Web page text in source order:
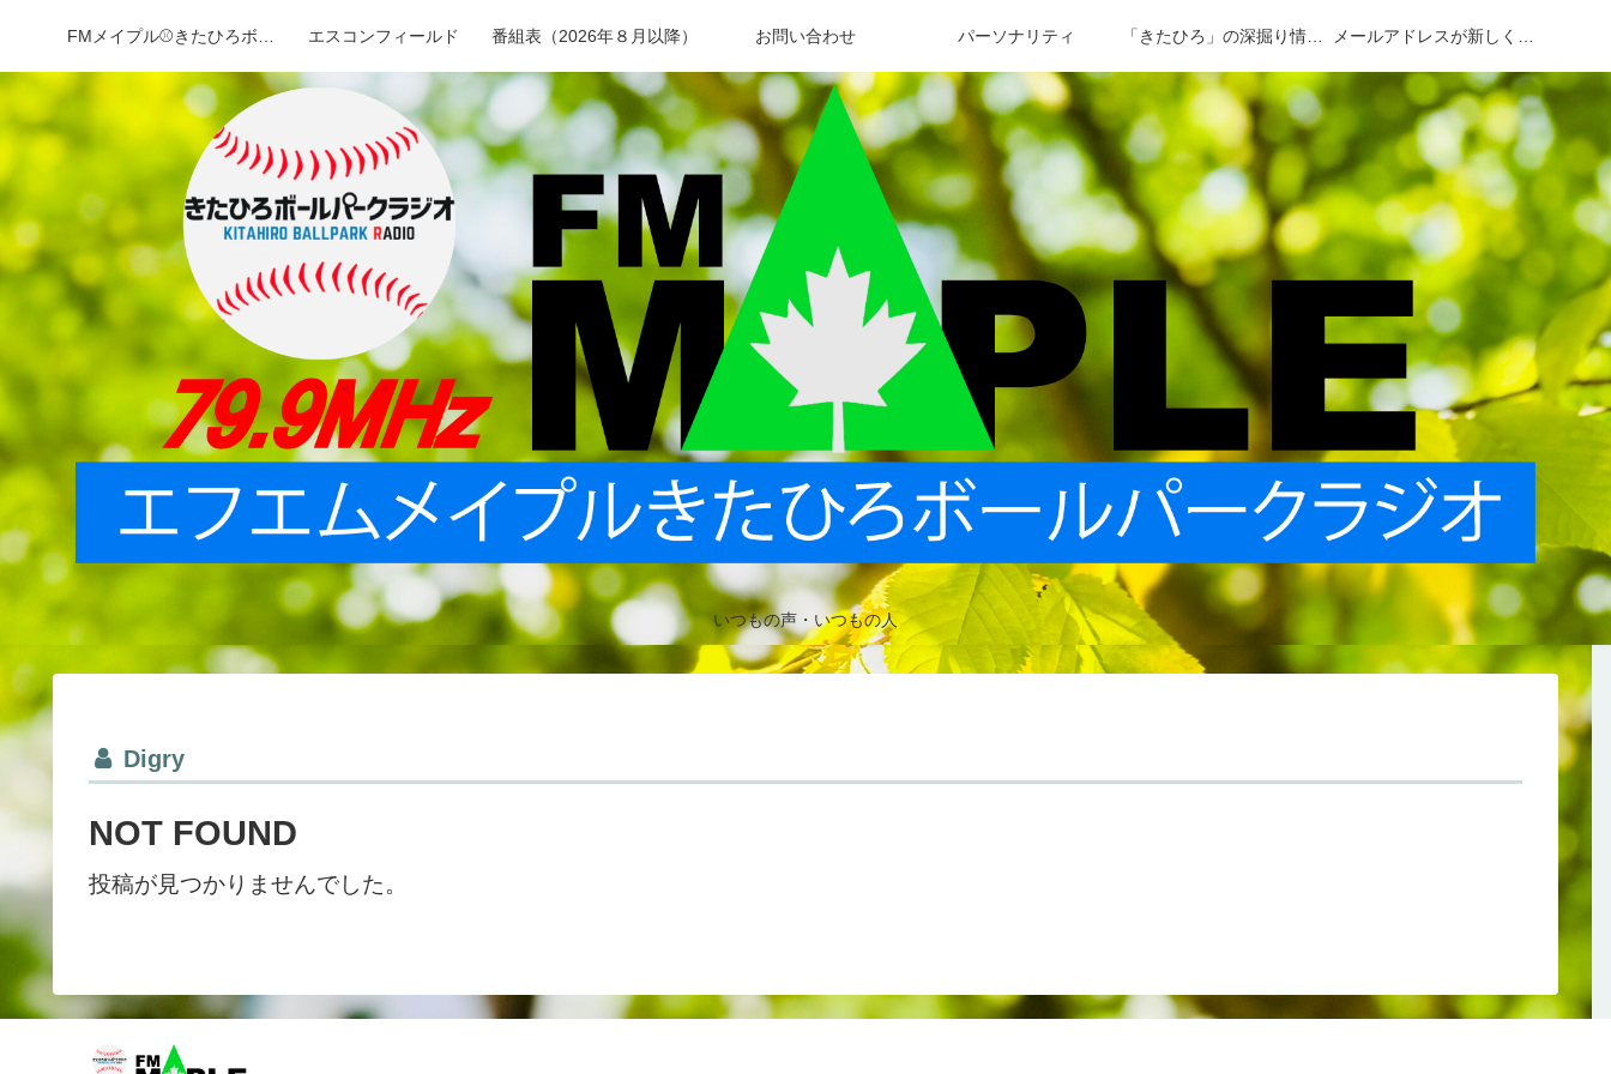
いつもの声・いつもの人
エスコンフィールド 番組表（2026年８月以降） お問い合わせ パーソナリティ
Digry
NOT FOUND
投稿が見つかりませんでした。